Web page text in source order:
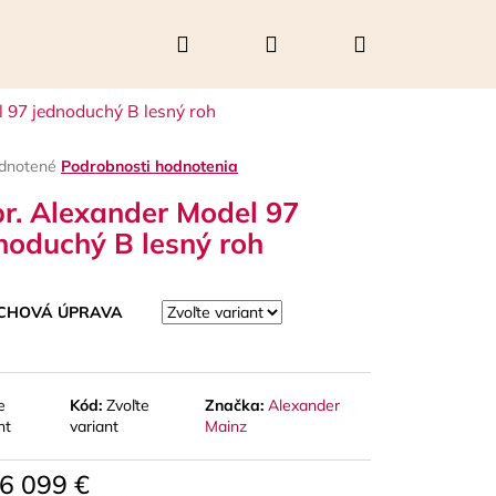
Hľadať PrihlásenieNákupný
97 jednoduchý B lesný roh
Podrobnosti hodnotenia
Alexander Model 97
B lesný roh
ÚPRAVA
Kód: Zvoľte
variant
Značka:Alexander
Mainz
6 099 €